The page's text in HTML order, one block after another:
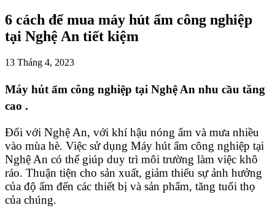
6 cách để mua máy hút ẩm công nghiệp
tại Nghệ An tiết kiệm
13 Tháng 4, 2023
Máy hút ẩm công nghiệp tại Nghệ An nhu cầu tăng
cao .
Đối với Nghệ An, với khí hậu nóng ẩm và mưa nhiều
vào mùa hè. Việc sử dụng Máy hút ẩm công nghiệp tại
Nghệ An có thể giúp duy trì môi trường làm việc khô
ráo. Thuận tiện cho sản xuất, giảm thiểu sự ảnh hưởng
của độ ẩm đến các thiết bị và sản phẩm, tăng tuổi thọ
của chúng.